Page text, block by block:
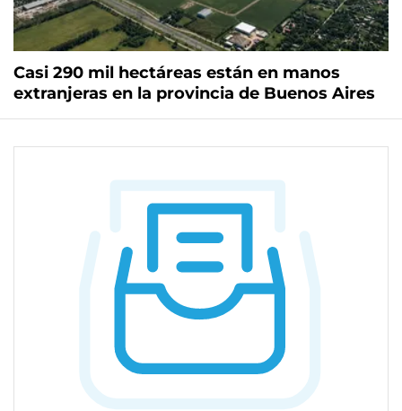
Casi 290 mil hectáreas están en manos
extranjeras en la provincia de Buenos Aires